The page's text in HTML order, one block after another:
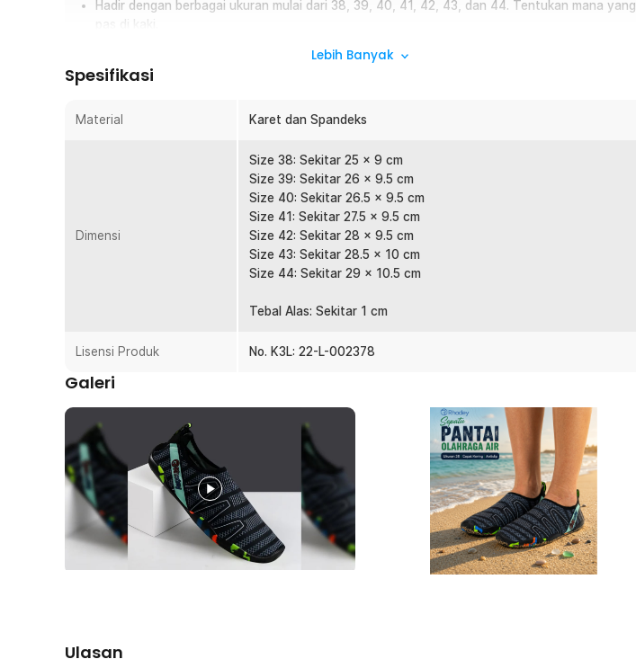
Hadir dengan berbagai ukuran mulai dari 38, 39, 40, 41, 42, 43, dan 44. Tentukan mana yang
Overview
berselancar, menyelam, dan kegiatan air lainnya. Dibuat dari bahan yang fleksibel dan tentu saja
Tersedia dengan banyak ukuran yang bisa dipilih.
Perlindungan Optimal
Dirancang dengan alas yang tebal untuk melindungi kaki dari batu tajam, karang, dan material
berbahaya lainnya yang tersembunyi di pasir atau di dalam air. Memiliki sol anti-slip yang
dengan percaya diri dan aman.
Bahan Ringan dan Cepat Kering
kenyamanan maksimal saat melakukan aktivitas air. Selain itu, materialnya juga cepat kering dan
Berbagai Ukuran Tersedia
Sepatu yang nyaman digunakan adalah sepatu yang pas dengan ukuran kaki. Untuk itu, Rhodey
memiliki banyak ukuran sepatu pantai yang bebas dipilih. Pilih sesuai dengan ukuran kaki Anda
agar mendapatkan kenyamanan dan perlindungan yang maksimal ketika digunakan.
Kelengkapan Produk
Lebih Banyak
Spesifikasi
Material Karet dan Spandeks
Dimensi
Size 38: Sekitar 25 x 9 cm
Size 39: Sekitar 26 x 9.5 cm
Size 40: Sekitar 26.5 x 9.5 cm
Size 41: Sekitar 27.5 x 9.5 cm
Size 42: Sekitar 28 x 9.5 cm
Size 43: Sekitar 28.5 x 10 cm
Size 44: Sekitar 29 x 10.5 cm
Tebal Alas: Sekitar 1 cm
Lisensi Produk No. K3L: 22-L-002378
Galeri
Ulasan